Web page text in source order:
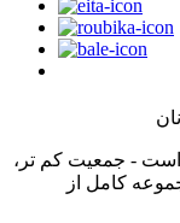
است - جمعیت کم تر،
کامل از